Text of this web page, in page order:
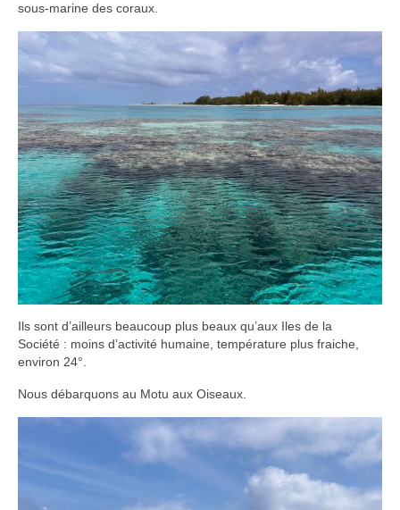
sous-marine des coraux.
Ils sont d’ailleurs beaucoup plus beaux qu’aux Iles de la
Société : moins d’activité humaine, température plus fraiche,
environ 24°.
Nous débarquons au Motu aux Oiseaux.